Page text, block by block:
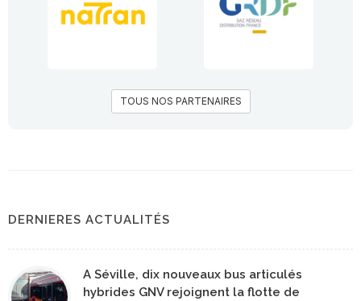
TOUS NOS PARTENAIRES
DERNIERES ACTUALITÉS
A Séville, dix nouveaux bus articulés
hybrides GNV rejoignent la flotte de